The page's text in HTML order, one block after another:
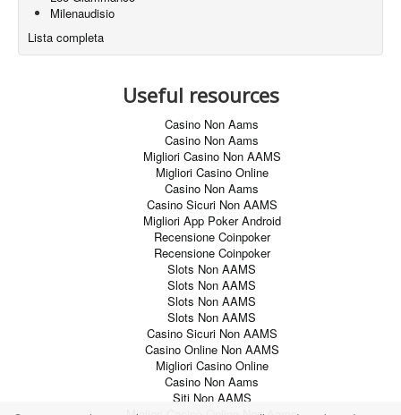
Milenaudisio
Lista completa
Useful resources
Casino Non Aams
Casino Non Aams
Migliori Casino Non AAMS
Migliori Casino Online
Casino Non Aams
Casino Sicuri Non AAMS
Migliori App Poker Android
Recensione Coinpoker
Recensione Coinpoker
Slots Non AAMS
Slots Non AAMS
Slots Non AAMS
Slots Non AAMS
Casino Sicuri Non AAMS
Casino Online Non AAMS
Migliori Casino Online
Casino Non Aams
Siti Non AAMS